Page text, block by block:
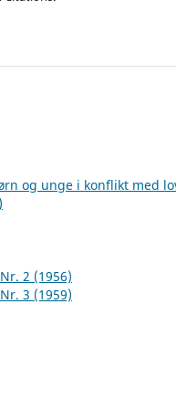
og unge i konflikt med
2 (1956)
3 (1959)